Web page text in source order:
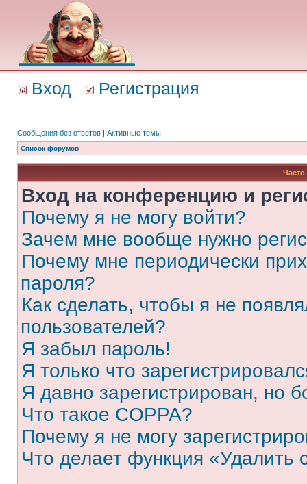
Вход Регистрация
Сообщения без ответов | Активные темы
Список форумов
Вход на конференцию и
Почему я не могу войти?
Зачем мне вообще нужно
Почему мне периодически
пароля?
Как сделать, чтобы я не
пользователей?
Я забыл пароль!
Я только что
Я давно зарегистрирован, но
Что такое COPPA?
Почему я не могу
Что делает функция «Удалить